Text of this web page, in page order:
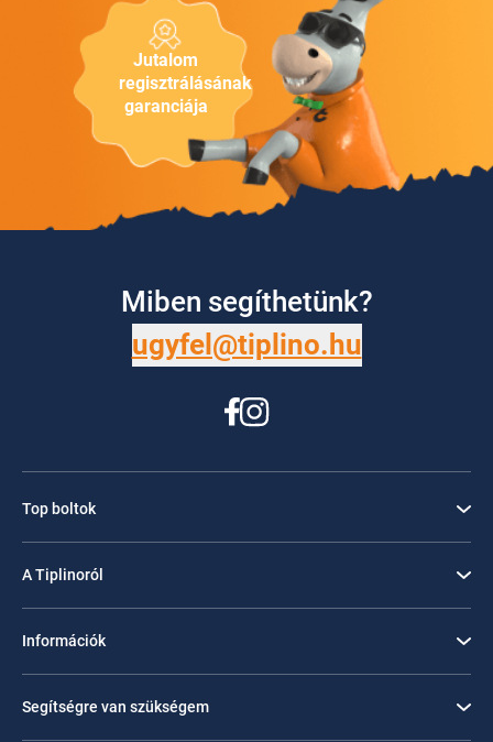
Jutalom
regisztrálásának
garanciája
Miben segíthetünk?
ugyfel@tiplino.hu
Top boltok
A Tiplinoról
Információk
Segítségre van szükségem